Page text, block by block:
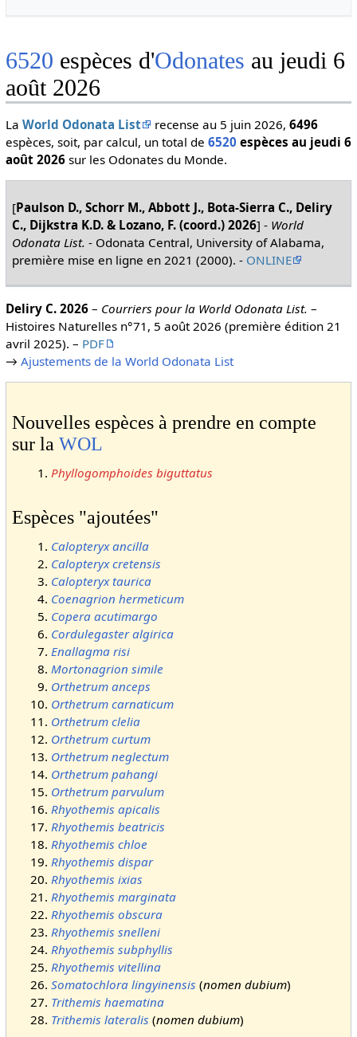
6520 espèces d'Odonates au jeudi 6
août 2026
La World Odonata List recense au 5 juin 2026, 6496
espèces, soit, par calcul, un total de 6520 espèces au jeudi 6
août 2026sur les Odonates du Monde.
[Paulson D., Schorr M., Abbott J., Bota-Sierra C., Deliry
C., Dijkstra K.D. & Lozano, F. (coord.) 2026] - World
Odonata List. - Odonata Central, University of Alabama,
première mise en ligne en 2021 (2000). - ONLINE
Deliry C. 2026– Courriers pour la World Odonata List. –
Histoires Naturelles n°71, 5 août 2026 (première édition 21
avril 2025). – PDF
→ Ajustements de la World Odonata List
Nouvelles espèces à prendre en compte
sur laWOL
Phyllogomphoides biguttatus
Espèces "ajoutées"
Calopteryx ancilla
Calopteryx cretensis
Calopteryx taurica
Coenagrion hermeticum
Copera acutimargo
Cordulegaster algirica
Enallagma risi
Mortonagrion simile
Orthetrum anceps
Orthetrum carnaticum
Orthetrum clelia
Orthetrum curtum
Orthetrum neglectum
Orthetrum pahangi
Orthetrum parvulum
Rhyothemis apicalis
Rhyothemis beatricis
Rhyothemis chloe
Rhyothemis dispar
Rhyothemis ixias
Rhyothemis marginata
Rhyothemis obscura
Rhyothemis snelleni
Rhyothemis subphyllis
Rhyothemis vitellina
Somatochlora lingyinensis (nomen dubium)
Trithemis haematina
Trithemis lateralis (nomen dubium)